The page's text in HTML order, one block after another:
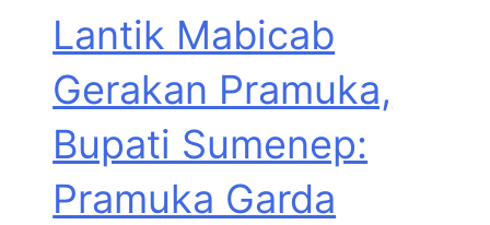
Lantik Mabicab
Gerakan Pramuka,
Bupati Sumenep:
Pramuka Garda